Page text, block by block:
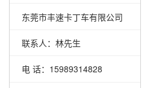
东莞市丰速卡丁车有限公司
联系人：林先生
电 话：15989314828